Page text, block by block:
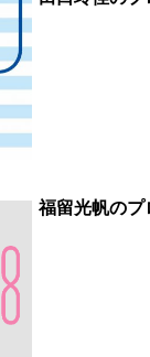
福留光帆のプ